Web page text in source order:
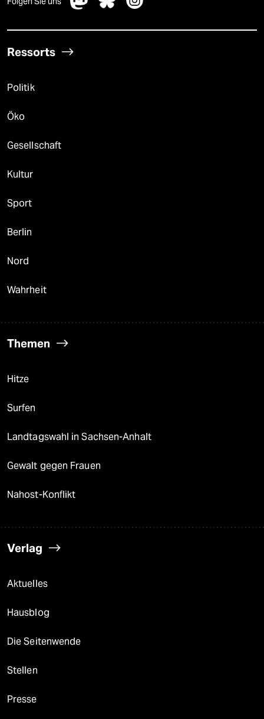
Ressorts
Politik
Öko
Gesellschaft
Kultur
Sport
Berlin
Nord
Wahrheit
Themen
Hitze
Surfen
Landtagswahl in Sachsen-Anhalt
Gewalt gegen Frauen
Nahost-Konflikt
Verlag
Aktuelles
Hausblog
Die Seitenwende
Stellen
Presse